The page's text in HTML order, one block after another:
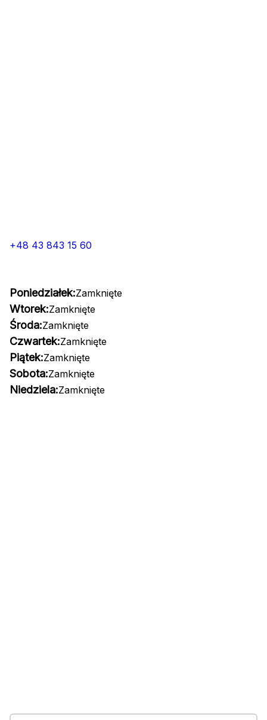
+48 43 843 15 60
Poniedziałek:Zamknięte
Wtorek:Zamknięte
Środa:Zamknięte
Czwartek:Zamknięte
Piątek:Zamknięte
Sobota:Zamknięte
Niedziela:Zamknięte